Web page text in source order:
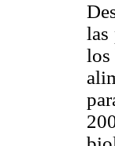
las
los